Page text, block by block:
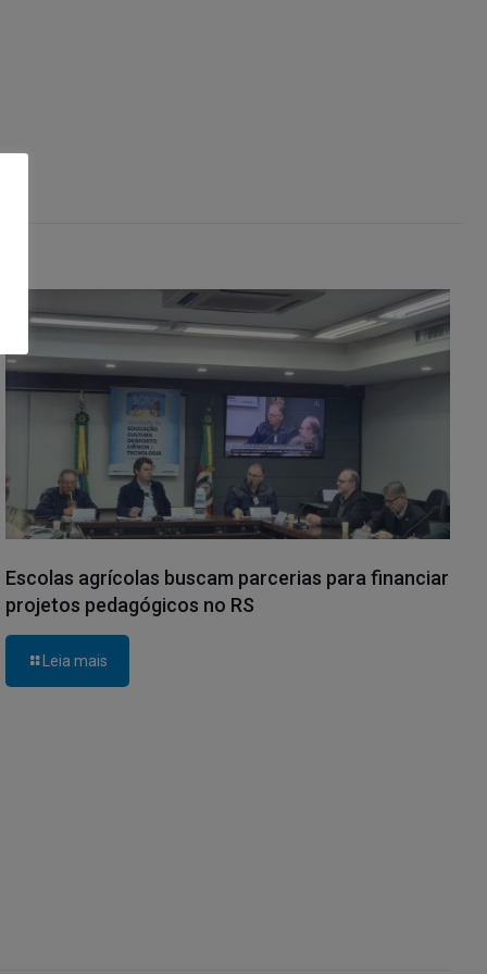
Escolas agrícolas buscam parcerias para financiar
projetos pedagógicos no RS
Leia mais